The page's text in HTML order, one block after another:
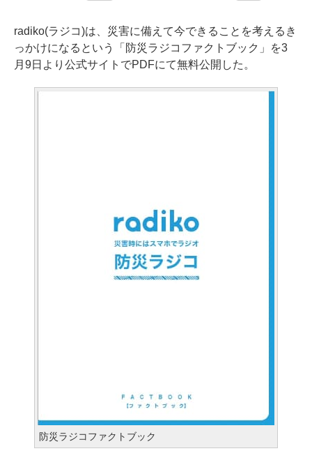
radiko(ラジコ)は、災害に備えて今できることを考えるき
っかけになるという「防災ラジコファクトブック」を3
月9日より公式サイトでPDFにて無料公開した。
防災ラジコファクトブック